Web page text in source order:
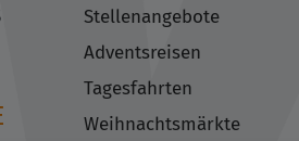
Stellenangebote
Adventsreisen
Tagesfahrten
Weihnachtsmärkte